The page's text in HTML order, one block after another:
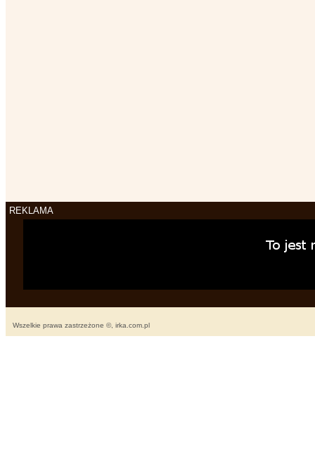
REKLAMA
Wszelkie prawa zastrzeżone ©, irka.com.pl